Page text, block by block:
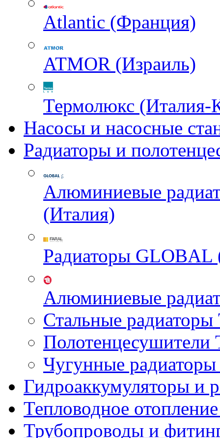
Atlantic (Франция)
ATMOR (Израиль)
Термолюкс (Италия-
Насосы и насосные
Радиаторы и
Алюминиевые
(Италия)
Радиаторы GLOBAL
Алюминиевые
Стальные
Чугунные
Гидроаккумуляторы и
Тепловодное
Трубопроводы и